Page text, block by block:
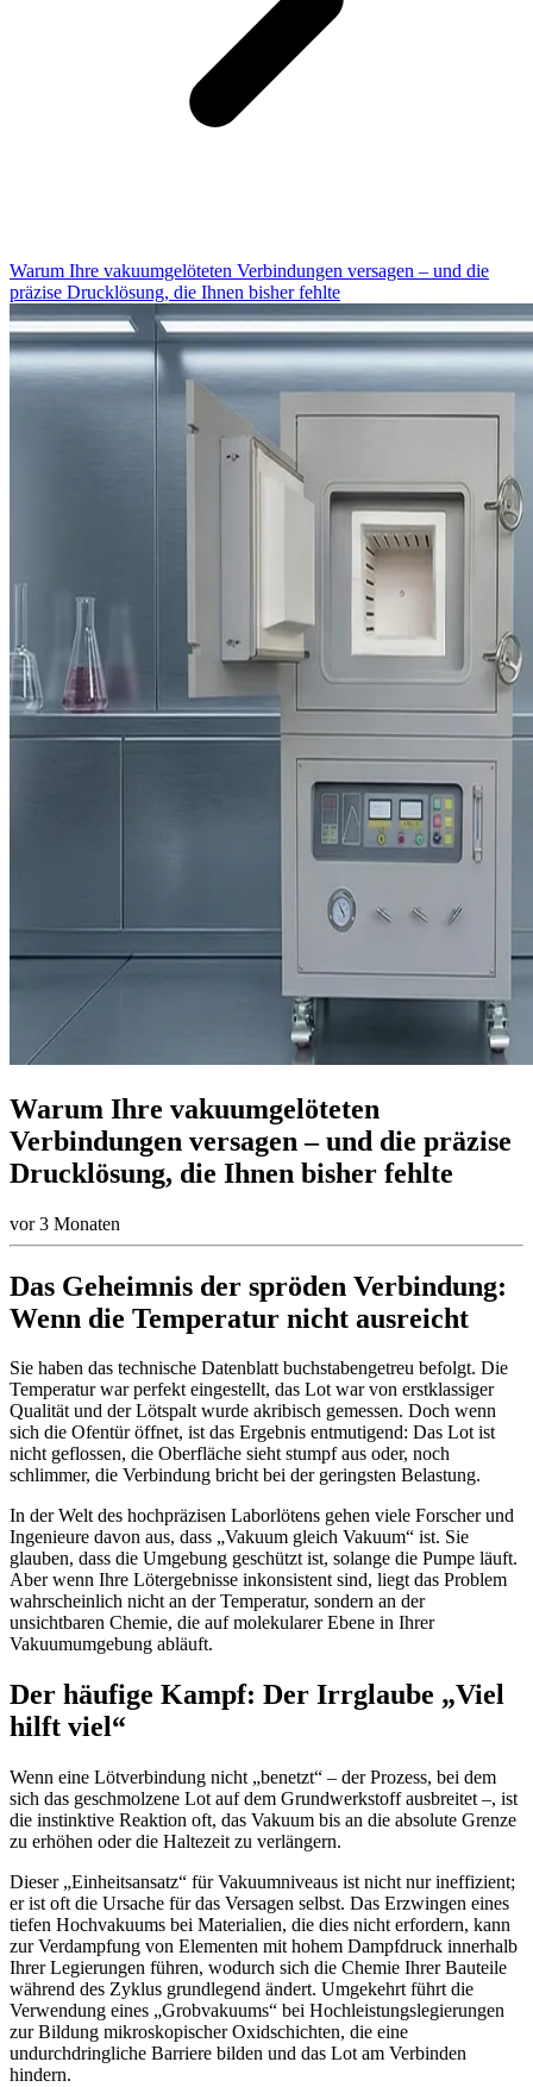
Warum Ihre vakuumgelöteten Verbindungen versagen – und die
präzise Drucklösung, die Ihnen bisher fehlte
Warum Ihre vakuumgelöteten
Verbindungen versagen – und die präzise
Drucklösung, die Ihnen bisher fehlte
vor 3 Monaten
Das Geheimnis der spröden Verbindung:
Wenn die Temperatur nicht ausreicht
Sie haben das technische Datenblatt buchstabengetreu befolgt. Die
Temperatur war perfekt eingestellt, das Lot war von erstklassiger
Qualität und der Lötspalt wurde akribisch gemessen. Doch wenn
sich die Ofentür öffnet, ist das Ergebnis entmutigend: Das Lot ist
nicht geflossen, die Oberfläche sieht stumpf aus oder, noch
schlimmer, die Verbindung bricht bei der geringsten Belastung.
In der Welt des hochpräzisen Laborlötens gehen viele Forscher und
Ingenieure davon aus, dass „Vakuum gleich Vakuum“ ist. Sie
glauben, dass die Umgebung geschützt ist, solange die Pumpe läuft.
Aber wenn Ihre Lötergebnisse inkonsistent sind, liegt das Problem
wahrscheinlich nicht an der Temperatur, sondern an der
unsichtbaren Chemie, die auf molekularer Ebene in Ihrer
Vakuumumgebung abläuft.
Der häufige Kampf: Der Irrglaube „Viel
hilft viel“
Wenn eine Lötverbindung nicht „benetzt“ – der Prozess, bei dem
sich das geschmolzene Lot auf dem Grundwerkstoff ausbreitet –, ist
die instinktive Reaktion oft, das Vakuum bis an die absolute Grenze
zu erhöhen oder die Haltezeit zu verlängern.
Dieser „Einheitsansatz“ für Vakuumniveaus ist nicht nur ineffizient;
er ist oft die Ursache für das Versagen selbst. Das Erzwingen eines
tiefen Hochvakuums bei Materialien, die dies nicht erfordern, kann
zur Verdampfung von Elementen mit hohem Dampfdruck innerhalb
Ihrer Legierungen führen, wodurch sich die Chemie Ihrer Bauteile
während des Zyklus grundlegend ändert. Umgekehrt führt die
Verwendung eines „Grobvakuums“ bei Hochleistungslegierungen
zur Bildung mikroskopischer Oxidschichten, die eine
undurchdringliche Barriere bilden und das Lot am Verbinden
hindern.